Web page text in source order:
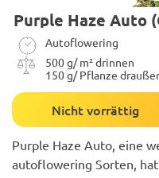
Purple Haze Auto
Autoflowering
500 g/ m² drinnen
150 g/ Pflanze draußen
Nicht vorrättig
Purple Haze Auto, eine
autoflowering Sorten,